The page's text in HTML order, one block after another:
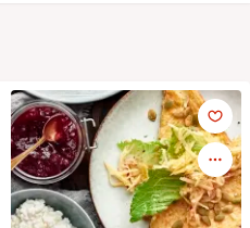
Blomkålspannkaka i ugn